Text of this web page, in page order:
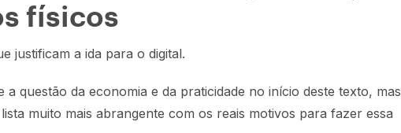
físicos
justificam a ida para o digital.
a questão da economia e da praticidade no início deste texto, mas
muito mais abrangente com os reais motivos para fazer essa